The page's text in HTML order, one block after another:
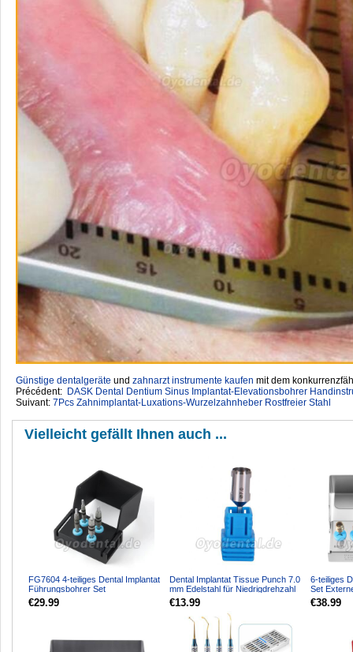
Günstige dentalgeräte ‎ und zahnarzt instrumente kaufen mit dem
Précédent: DASK Dental Dentium Sinus Implantat-Elevationsbohrer
Suivant: 7Pcs Zahnimplantat-Luxations-Wurzelzahnheber Rostfreier Stahl
Vielleicht gefällt Ihnen auch ...
FG7604 4-teiliges Dental Implantat
Führungsbohrer Set
Positionsführung & Halskor...
€29.99
Dental Implantat Tissue Punch 7.0
mm Edelstahl für Niedrigdrehzahl
Winkelstück
€13.99
6-teiliges
Set
€38.99